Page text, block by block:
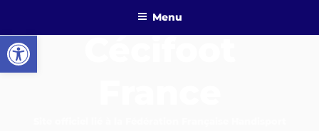
contenu
principal
Menu
Ouvrir la barre d’outils